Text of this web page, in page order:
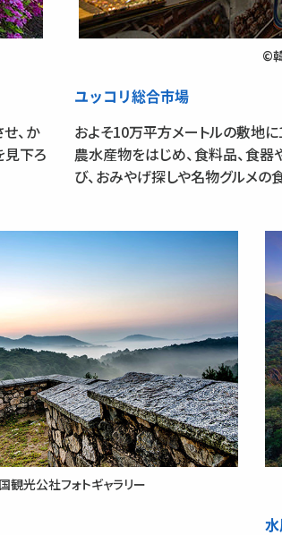
、か
見下ろ
©
ユッコリ総合市場
およそ10万平方メートルの敷地
農水産物をはじめ、食料品、食
び、おみやげ探しや名物グルメの
観光公社フォトギャラリー
水